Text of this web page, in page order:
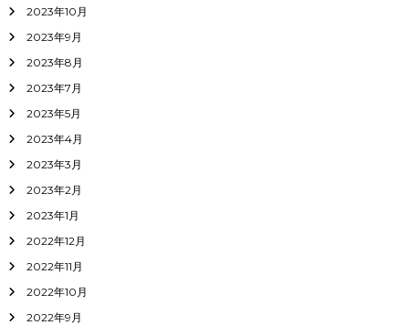
2023年10月
2023年9月
2023年8月
2023年7月
2023年5月
2023年4月
2023年3月
2023年2月
2023年1月
2022年12月
2022年11月
2022年10月
2022年9月